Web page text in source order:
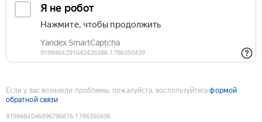
Если у вас возникли проблемы, пожалуйста, воспользуйтесьформой
обратной связи
9199484046896796876:1786350436